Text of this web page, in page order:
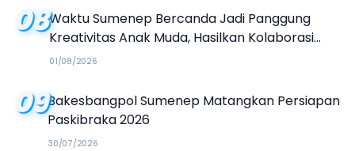
08Waktu Sumenep Bercanda Jadi Panggung
Kreativitas Anak Muda, Hasilkan Kolaborasi
Industri Kreatif
01/08/2026
09Bakesbangpol Sumenep Matangkan Persiapan
Paskibraka 2026
30/07/2026